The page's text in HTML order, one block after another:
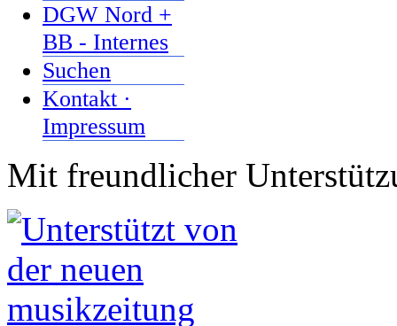
DGW Nord +
BB - Internes
Suchen
Kontakt ·
Impressum
Mit freundlicher